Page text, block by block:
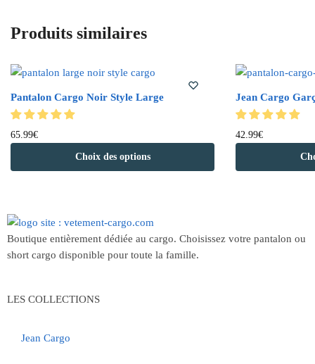
Produits similaires
Pantalon Cargo Noir Style Large
65.99€
Choix des options
Jean Cargo
42.99€
Boutique entièrement dédiée au cargo. Choisissez votre pantalon ou
short cargo disponible pour toute la famille.
LES COLLECTIONS
Jean Cargo